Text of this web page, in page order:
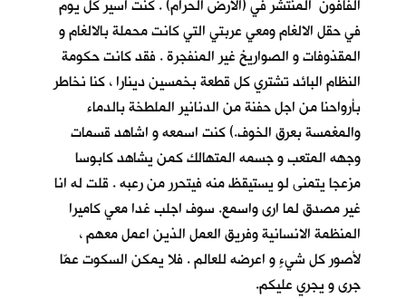
الفافون المنتشر في (الارض الحرام) . كنت اسير كل يوم
في حقل الالغام ومعي عربتي التي كانت محملة بالالغام و
المقذوفات و الصواريخ غير المنفجرة . فقد كانت حكومة
النظام البائد تشتري كل قطعة بخمسين دينارا ، كنا نخاطر
بأرواحنا من اجل حفنة من الدنانير الملطخة بالدماء
والمغمسة بعرق الخوف.) كنت اسمعه و اشاهد قسمات
وجهه المتعب و جسمه المتهالك كمن يشاهد كابوسا
مزعجا يتمنى لو يستيقظ منه فيتحرر من رعبه . قلت له انا
غير مصدق لما ارى واسمع. سوف اجلب غدا معي كاميرا
المنظمة الانسانية وفريق العمل الذين اعمل معهم ،
لأصور كل شيءٍ و اعرضه للعالم . فلا يمكن السكوت عمّا
جرى و يجري عليكم.